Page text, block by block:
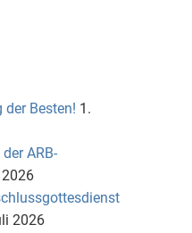
Besten! 1.
ARB-
2026